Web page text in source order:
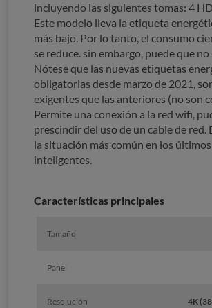
incluyendo las siguientes tomas: 4
Este modelo lleva la etiqueta
más bajo. Por lo tanto, el consumo
se reduce. sin embargo, puede que
Nótese que las nuevas etiquetas
obligatorias desde marzo de 2021,
exigentes que las anteriores (no son
Permite una conexión a la red wifi,
prescindir del uso de un cable de red.
la situación más común en los
inteligentes.
Características principales
Tamaño
Panel
Resolución 4K